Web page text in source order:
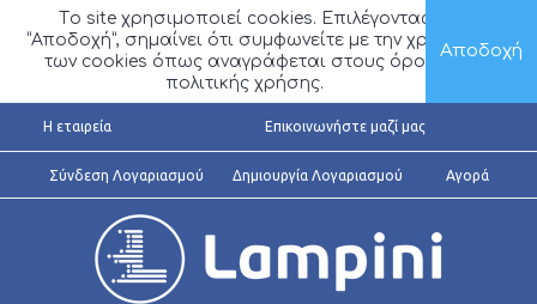
Τo site χρησιμοποιεί cookies. Επιλέγοντας
“Αποδοχή”, σημαίνει ότι συμφωνείτε με την χρήση
των cookies όπως αναγράφεται στους όρους
πολιτικής χρήσης.
Αποδοχή
H εταιρεία Επικοινωνήστε μαζί μας
Σύνδεση Λογαριασμού Δημιουργία Λογαριασμού Αγορά